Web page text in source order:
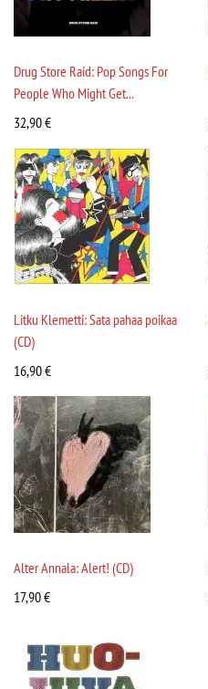
Drug Store Raid: Pop Songs For
People Who Might Get...
32,90€
Litku Klemetti: Sata pahaa poikaa
(CD)
16,90€
Alter Annala: Alert! (CD)
17,90€